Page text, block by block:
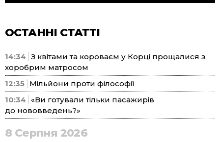
ОСТАННІ СТАТТІ
14:34 З квітами та короваєм у Корці прощалися з
хоробрим матросом
12:35 Мільйони проти філософії
10:34
«Ви готували тільки пасажирів
до нововведень?»
8 Серпня 2026